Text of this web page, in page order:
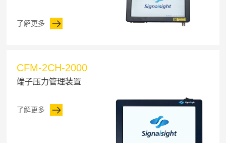
了解更多
CFM-2CH-2000
端子压力管理装置
了解更多